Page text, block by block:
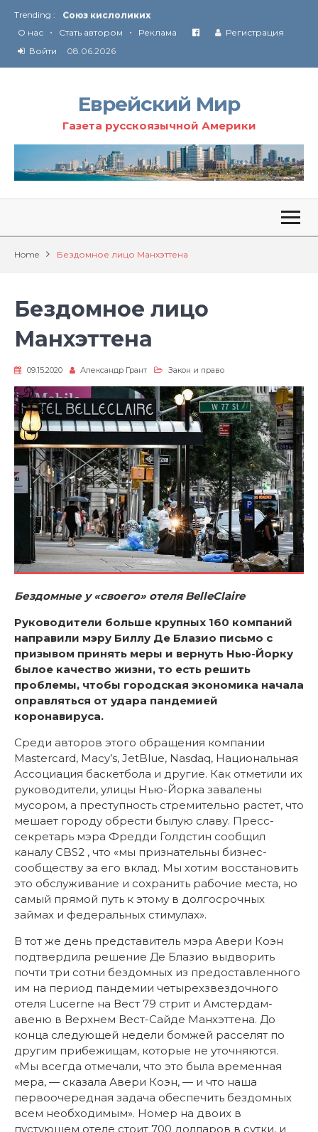
Trending :
Соглашение США с Ираном
Технология Революции в Иране
О нас • Стать автором • Реклама
Регистрация
Войти
08.06.2026
Еврейский Мир
Газета русскоязычной Америки
Home Бездомное лицо Манхэттена
Бездомное лицо
Манхэттена
09.15.2020 Александр Грант Закон и право
Бездомные у «своего» отеля BelleСlaire
Руководители больше крупных 160 компаний
направили мэру Биллу Де Блазио письмо с
призывом принять меры и вернуть Нью-Йорку
былое качество жизни, то есть решить
проблемы, чтобы городская экономика начала
оправляться от удара пандемией
коронавируса.
Среди авторов этого обращения компании
Mastercard, Macy’s, JetBlue, Nasdaq, Национальная
Ассоциация баскетбола и другие. Как отметили их
руководители, улицы Нью-Йорка завалены
мусором, а преступность стремительно растет, что
мешает городу обрести былую славу. Пресс-
секретарь мэра Фредди Голдстин сообщил
каналу CBS2 , что «мы признательны бизнес-
сообществу за его вклад. Мы хотим восстановить
это обслуживание и сохранить рабочие места, но
самый прямой путь к этому в долгосрочных
займах и федеральных стимулах».
В тот же день представитель мэра Авери Коэн
подтвердила решение Де Блазио выдворить
почти три сотни бездомных из предоставленного
им на период пандемии четырехзвездочного
отеля Lucerne на Вест 79 стрит и Амстердам-
авеню в Верхнем Вест-Сайде Манхэттена. До
конца следующей недели бомжей расселят по
другим прибежищам, которые не уточняются.
«Мы всегда отмечали, что это была временная
мера, — сказала Авери Коэн, — и что наша
первоочередная задача обеспечить бездомных
всем необходимым». Номер на двоих в
пустующем отеле стоит 700 долларов в сутки, и